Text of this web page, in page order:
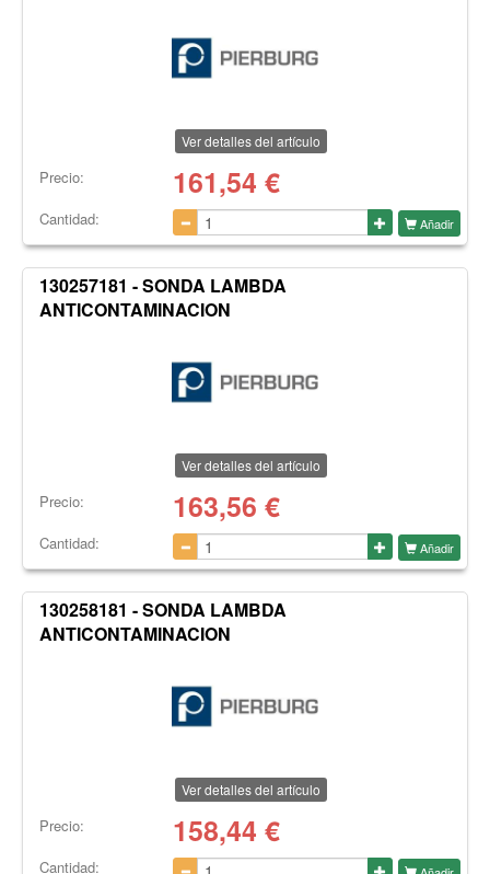
Ver detalles del artículo
Precio: 161,54 €
Cantidad: Añadir
130257181 - SONDA LAMBDA
ANTICONTAMINACION
Ver detalles del artículo
Precio: 163,56 €
Cantidad: Añadir
130258181 - SONDA LAMBDA
ANTICONTAMINACION
Ver detalles del artículo
Precio: 158,44 €
Cantidad: